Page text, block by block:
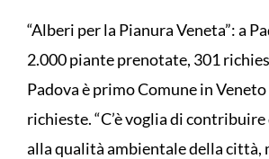
“Alberi per la Pianura Veneta”: a
2.000 piante prenotate, 301
Padova è primo Comune in
richieste. “C’è voglia di
alla qualità ambientale della città,